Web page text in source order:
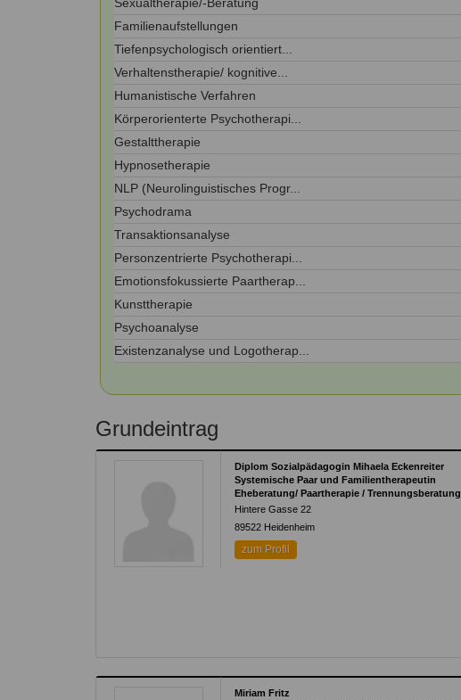
Angebot
Therapeutenliste
nach
Methode
Therapeutenliste
nach
Kontakt
Zum Kontaktformular
Familienaufstellungen
Tiefenpsychologisch orientiert...
Verhaltenstherapie/ kognitive...
Humanistische Verfahren
Körperorienterte Psychotherapi...
Gestalttherapie
Hypnosetherapie
NLP (Neurolinguistisches Progr...
Psychodrama
Transaktionsanalyse
Personzentrierte Psychotherapi...
Emotionsfokussierte Paartherap...
Kunsttherapie
Psychoanalyse
Existenzanalyse und Logotherap...
Grundeintrag
Diplom Sozialpädagogin Mihaela Eckenreiter
Systemische Paar und Familientherapeutin
Eheberatung/ Paartherapie / Trennungsberatung
Hintere Gasse 22
89522 Heidenheim
zum Profil
Miriam Fritz